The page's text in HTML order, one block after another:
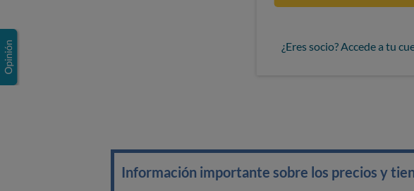
¿Eres socio? Accede a tu
Información importante sobre los precios y